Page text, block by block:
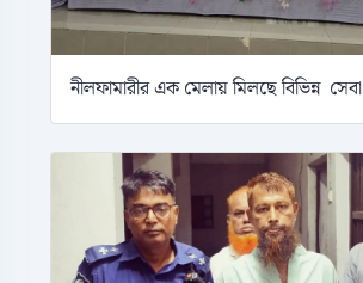
নীলফামারীর এক মেলায় মিলছে বিভিন্ন সেবা